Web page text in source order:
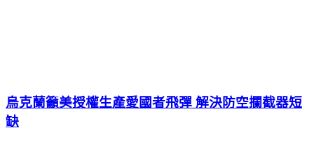
烏克蘭籲美授權生產愛國者飛彈 解決防空攔截器短
缺